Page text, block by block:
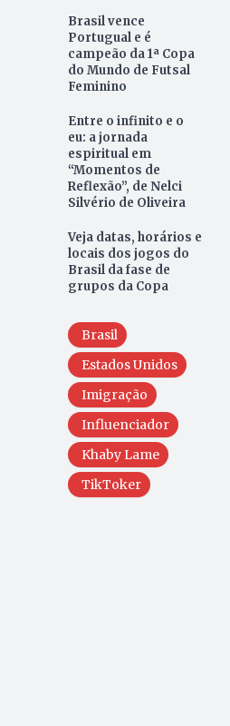
Brasil vence
Portugual e é
campeão da 1ª Copa
do Mundo de Futsal
Feminino
Entre o infinito e o
eu: a jornada
espiritual em
“Momentos de
Reflexão”, de Nelci
Silvério de Oliveira
Veja datas, horários e
locais dos jogos do
Brasil da fase de
grupos da Copa
Brasil
Estados Unidos
Imigração
Influenciador
Khaby Lame
TikToker